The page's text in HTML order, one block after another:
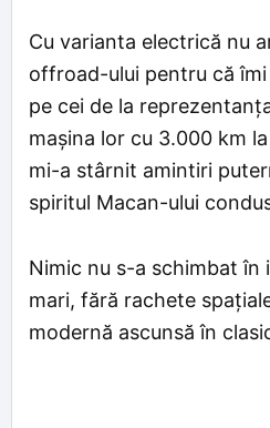
Cu varianta electrică nu
offroad-ului pentru că
pe cei de la
mașina lor cu 3.000 km
mi-a stârnit amintiri
spiritul Macan-ului
Nimic nu s-a schimbat în
mari, fără rachete
modernă ascunsă în